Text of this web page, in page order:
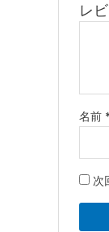
レ
名前
次